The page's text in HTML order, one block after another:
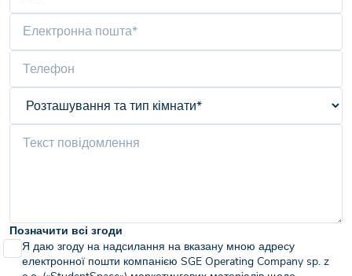
Позначити всі згоди
Я даю згоду на надсилання на вказану мною адресу
електронної пошти компанією SGE Operating Company sp. z